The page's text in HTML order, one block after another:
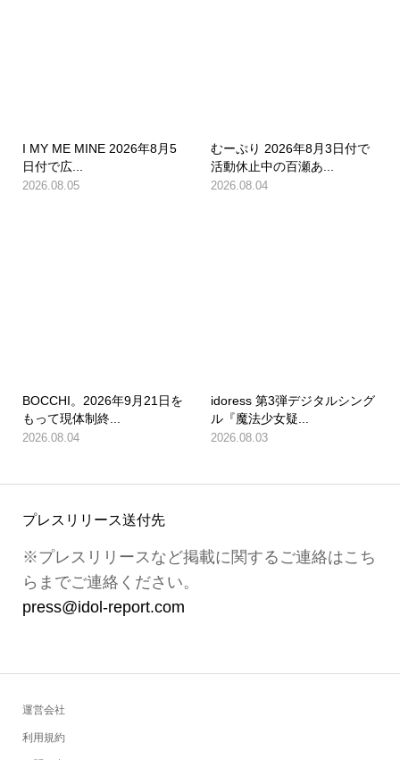
I MY ME MINE 2026年8月5
日付で広...
2026.08.05
むーぷり 2026年8月3日付で
活動休止中の百瀬あ...
2026.08.04
BOCCHI。2026年9月21日を
もって現体制終...
2026.08.04
idoress 第3弾デジタルシング
ル『魔法少女疑...
2026.08.03
プレスリリース送付先
※プレスリリースなど掲載に関するご連絡はこち
らまでご連絡ください。
press@idol-report.com
運営会社
利用規約